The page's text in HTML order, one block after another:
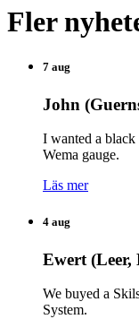
Fler
7 aug
John
I wanted a black
Wema gauge.
Läs mer
4 aug
Ewert (Leer,
We buyed a
System.